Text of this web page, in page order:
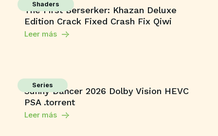
Shaders
The First Berserker: Khazan Deluxe
Edition Crack Fixed Crash Fix Qiwi
Leer más
Series
Sunny Dancer 2026 Dolby Vision HEVC
PSA .torrent
Leer más